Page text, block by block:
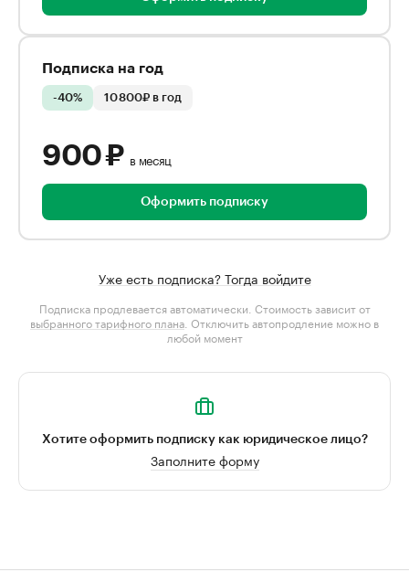
Подписка на год
-40% 10 800₽ в год
900 ₽ в месяц
Оформить подписку
Уже есть подписка? Тогда войдите
Подписка продлевается автоматически. Стоимость зависит от
выбранного тарифного плана . Отключить автопродление можно в
любой момент
Хотите оформить подписку как юридическое лицо?
Заполните форму